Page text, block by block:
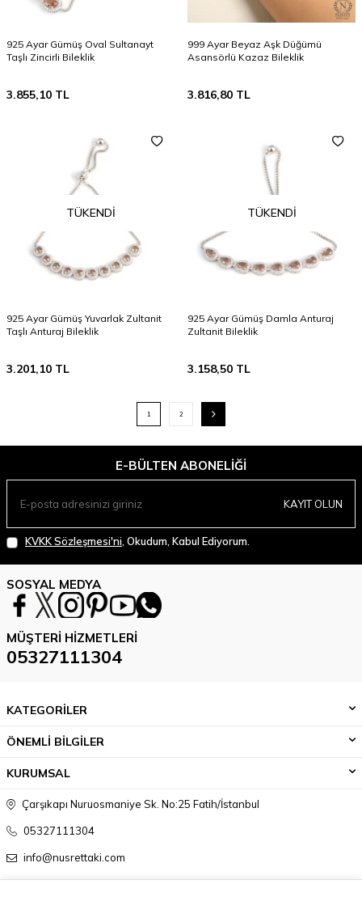
925 Ayar Gümüş Oval Sultanayt
Taşlı Zincirli Bileklik
3.855,10 TL
999 Ayar Beyaz Aşk Düğümü
Asansörlü Kazaz Bileklik
3.816,80 TL
TÜKENDI
925 Ayar Gümüş Yuvarlak Zultanit
Taşlı Anturaj Bileklik
3.201,10 TL
TÜKENDI
925 Ayar Gümüş Damla Anturaj
Zultanit Bileklik
3.158,50 TL
1 2
E-BÜLTEN ABONELIĞI
KAYIT OLUN
KVKK Sözleşmesi'ni, Okudum, Kabul Ediyorum.
SOSYAL MEDYA
MÜŞTERI HIZMETLERI
05327111304
KATEGORİLER
ÖNEMLİ BİLGİLER
KURUMSAL
Çarşıkapı Nuruosmaniye Sk. No:25 Fatih/İstanbul
05327111304
info@nusrettaki.com